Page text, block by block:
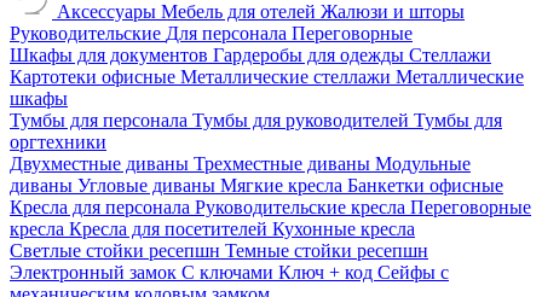
Аксессуары Мебель для отелей Жалюзи и шторы
Руководительские Для персонала Переговорные
Шкафы для документов Гардеробы для одежды Стеллажи
Картотеки офисные Металлические стеллажи Металлические
шкафы
Тумбы для персонала Тумбы для руководителей Тумбы для
оргтехники
Двухместные диваны Трехместные диваны Модульные
диваны Угловые диваны Мягкие кресла Банкетки офисные
Кресла для персонала Руководительские кресла Переговорные
кресла Кресла для посетителей Кухонные кресла
Светлые стойки ресепшн Темные стойки ресепшн
Электронный замок С ключами Ключ + код Сейфы с